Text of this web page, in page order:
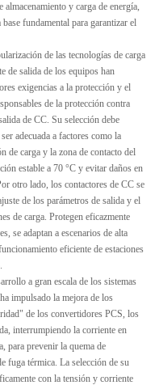
y carga de energía,
fundamental para garantizar el
de las tecnologías de carga
de salida de los equipos han
exigencias a la protección y el
de la protección contra
de CC. Su selección debe
adecuada a factores como la
de carga y la zona de contacto del
estable a 70 °C y evitar daños en
otro lado, los contactores de CC se
de los parámetros de salida y el
de carga. Protegen eficazmente
se adaptan a escenarios de alta
eficiente de estaciones
a gran escala de los sistemas
impulsado la mejora de los
de los convertidores PCS, los
interrumpiendo la corriente en
para prevenir la quema de
fuga térmica. La selección de su
con la tensión y corriente